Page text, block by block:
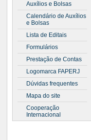
Auxílios e Bolsas
Calendário de Auxílios
e Bolsas
Lista de Editais
Formulários
Prestação de Contas
Logomarca FAPERJ
Dúvidas frequentes
Mapa do site
Cooperação
Internacional